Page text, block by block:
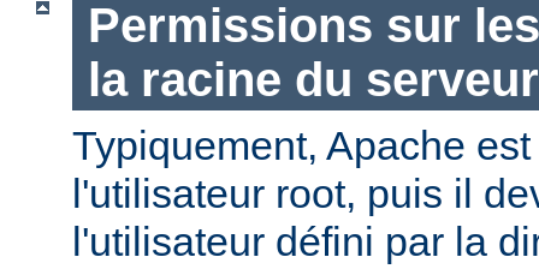
Permissions sur
la racine du serveur
Typiquement, Apache
l'utilisateur root, puis il
l'utilisateur défini par la